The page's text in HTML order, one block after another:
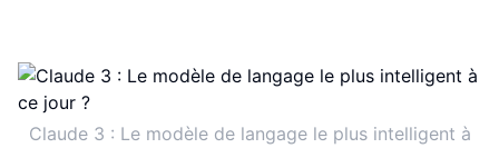
Claude 3 : Le modèle de langage le plus intelligent à